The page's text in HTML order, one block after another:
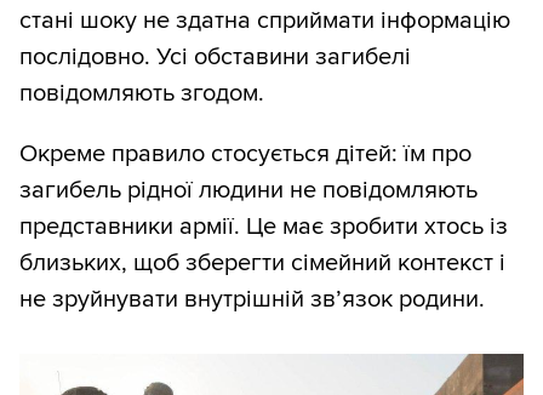
стані шоку не здатна сприймати інформацію
послідовно. Усі обставини загибелі
повідомляють згодом.
Окреме правило стосується дітей: їм про
загибель рідної людини не повідомляють
представники армії. Це має зробити хтось із
близьких, щоб зберегти сімейний контекст і
не зруйнувати внутрішній зв’язок родини.